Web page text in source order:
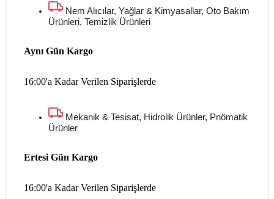
Nem Alıcılar, Yağlar & Kimyasallar, Oto Bakım
Ürünleri, Temizlik Ürünleri
16:00'a Kadar Verilen Siparişlerde
Aynı Gün Kargo
Mekanik & Tesisat, Hidrolik Ürünler, Pnömatik
Ürünler
16:00'a Kadar Verilen Siparişlerde
Ertesi Gün Kargo